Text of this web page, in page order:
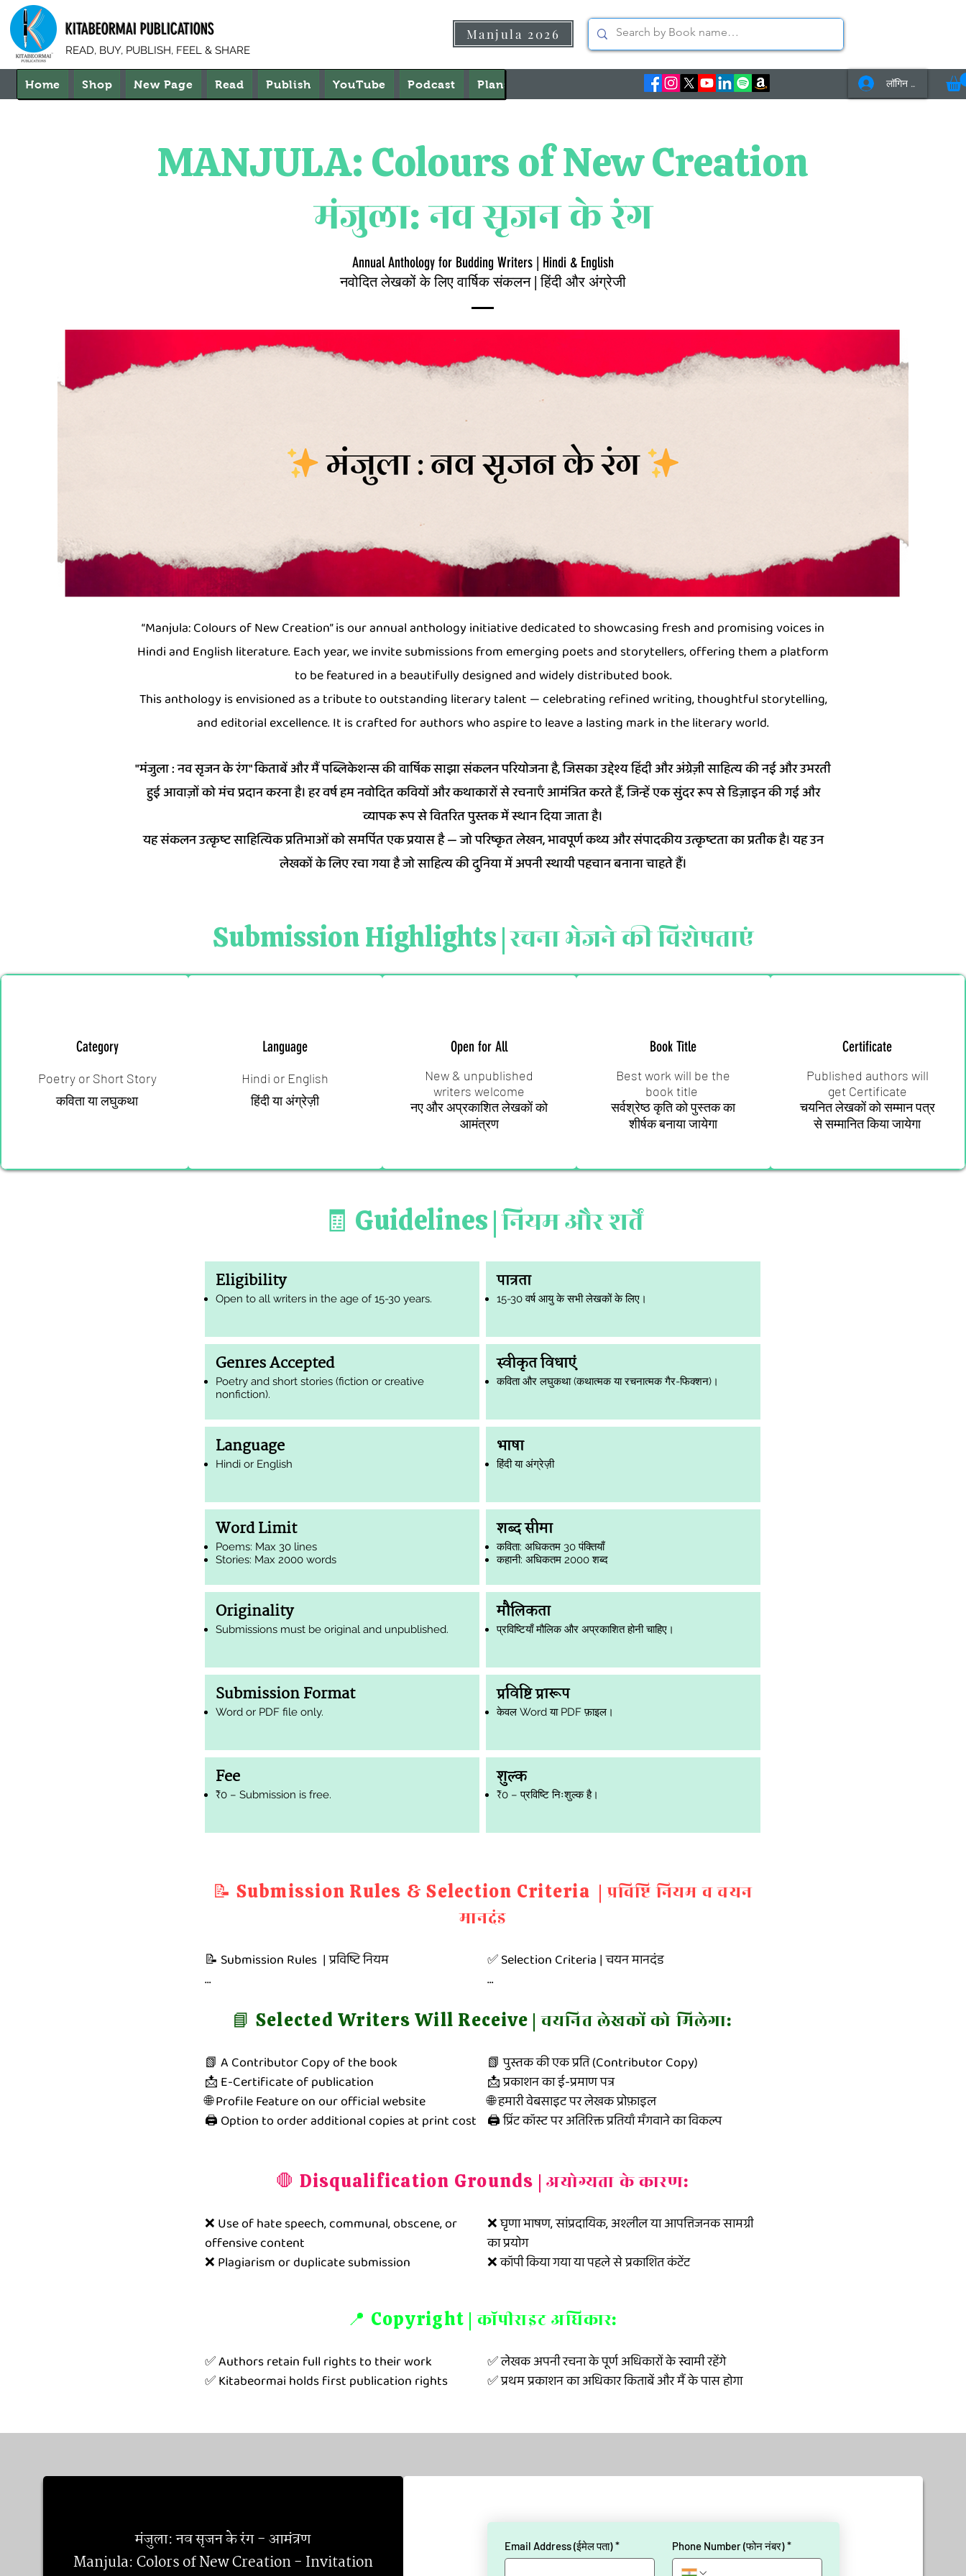
KITABEORMAI PUBLICATIONS
READ, BUY, PUBLISH, FEEL & SHARE
Manjula 2026
Home Shop New Page Read Publish YouTube Podcast Plans & Pricing Contact Us लॉगिन करें
MANJULA: Colours of New Creation
मंजुला: नव सृजन के रंग
Annual Anthology for Budding Writers | Hindi & English
नवोदित लेखकों के लिए वार्षिक संकलन | हिंदी और अंग्रेजी
“Manjula: Colours of New Creation” is our annual anthology initiative dedicated to showcasing fresh and promising voices in
Hindi and English literature. Each year, we invite submissions from emerging poets and storytellers, offering them a platform
to be featured in a beautifully designed and widely distributed book.
This anthology is envisioned as a tribute to outstanding literary talent — celebrating refined writing, thoughtful storytelling,
and editorial excellence. It is crafted for authors who aspire to leave a lasting mark in the literary world.
"मंजुला : नव सृजन के रंग" किताबें और मैं पब्लिकेशन्स की वार्षिक साझा संकलन परियोजना है, जिसका उद्देश्य हिंदी और अंग्रेज़ी साहित्य की नई और उभरती
हुई आवाज़ों को मंच प्रदान करना है। हर वर्ष हम नवोदित कवियों और कथाकारों से रचनाएँ आमंत्रित करते हैं, जिन्हें एक सुंदर रूप से डिज़ाइन की गई और
व्यापक रूप से वितरित पुस्तक में स्थान दिया जाता है।
यह संकलन उत्कृष्ट साहित्यिक प्रतिभाओं को समर्पित एक प्रयास है — जो परिष्कृत लेखन, भावपूर्ण कथ्य और संपादकीय उत्कृष्टता का प्रतीक है। यह उन
लेखकों के लिए रचा गया है जो साहित्य की दुनिया में अपनी स्थायी पहचान बनाना चाहते हैं।
Submission Highlights |रचना भेजने की विशेषताएं
Category
Poetry or Short Story
कविता या लघुकथा
Language
Hindi or English
हिंदी या अंग्रेज़ी
Open for All
New & unpublished
writers welcome
नए और अप्रकाशित लेखकों को
आमंत्रण
Book Title
Best work will be the
book title
सर्वश्रेष्ठ कृति को पुस्तक का
शीर्षक बनाया जायेगा
Certificate
Published authors will
get Certificate
चयनित लेखकों को सम्मान पत्र
से सम्मानित किया जायेगा
🧾 Guidelines |नियम और शर्तें
Eligibility
Open to all writers in the age of 15-30 years.
Genres Accepted
Poetry and short stories (fiction or creative
nonfiction).
Language
Hindi or English
Word Limit
Poems: Max 30 lines
Stories: Max 2000 words
Originality
Submissions must be original and unpublished.
Submission Format
Word or PDF file only.
Fee
₹0 – Submission is free.
पात्रता
15-30 वर्ष आयु के सभी लेखकों के लिए।
स्वीकृत विधाएं
कविता और लघुकथा (कथात्मक या रचनात्मक गैर-फिक्शन)।
भाषा
हिंदी या अंग्रेज़ी
शब्द सीमा
कविता: अधिकतम 30 पंक्तियाँ
कहानी: अधिकतम 2000 शब्द
मौलिकता
प्रविष्टियाँ मौलिक और अप्रकाशित होनी चाहिए।
प्रविष्टि प्रारूप
केवल Word या PDF फ़ाइल।
शुल्क
₹0 – प्रविष्टि निःशुल्क है।
📝 Submission Rules & Selection Criteria |प्रविष्टि नियम व चयन
मानदंड
📝 Submission Rules  | प्रविष्टि नियम
story).
📌 Do not send plagiarized or AI-generated
content.
📌 Submission dates are announced annually on
📌 प्रति विधा केवल एक प्रविष्टि भेजें (कविता या कहानी)।
📌 कृपया कॉपी किया हुआ या एआई-जनित कंटेंट न भेजें।
✅ Selection Criteria | चयन मानदंड
✅ Language and presentation
✅ Originality and creativity
✅ Emotional depth and literary impact
✅ Alignment with the theme (if applicable)
✅ भाषा और प्रस्तुतीकरण
✅ मौलिकता और रचनात्मकता
✅ भावनात्मक गहराई और साहित्यिक प्रभाव
✅ विषय से संबंधितता (यदि लागू हो)
📘 Selected Writers Will Receive |चयनित लेखकों को मिलेगा:
📗 A Contributor Copy of the book
📩 E-Certificate of publication
🌐 Profile Feature on our official website
🖨️ Option to order additional copies at print cost
📗 पुस्तक की एक प्रति (Contributor Copy)
📩 प्रकाशन का ई-प्रमाण पत्र
🌐 हमारी वेबसाइट पर लेखक प्रोफ़ाइल
🖨️ प्रिंट कॉस्ट पर अतिरिक्त प्रतियाँ मँगवाने का विकल्प
🛑 Disqualification Grounds |अयोग्यता के कारण:
❌ Use of hate speech, communal, obscene, or
offensive content
❌ Plagiarism or duplicate submission
❌ घृणा भाषण, सांप्रदायिक, अश्लील या आपत्तिजनक सामग्री
का प्रयोग
❌ कॉपी किया गया या पहले से प्रकाशित कंटेंट
📍 Copyright |कॉपीराइट अधिकार:
✅ Authors retain full rights to their work
✅ Kitabeormai holds first publication rights
✅ लेखक अपनी रचना के पूर्ण अधिकारों के स्वामी रहेंगे
✅ प्रथम प्रकाशन का अधिकार किताबें और मैं के पास होगा
मंजुला: नव सृजन के रंग - आमंत्रण
Manjula: Colors of New Creation - Invitation
Email Address (ईमेल पता) * Phone Number (फोन नंबर) *